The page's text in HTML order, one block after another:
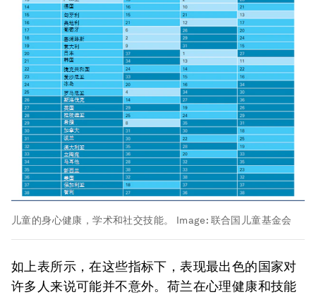
儿童的身心健康，学术和社交技能。 Image: 联合国儿童基金会
如上表所示，在这些指标下，表现最出色的国家对
许多人来说可能并不意外。荷兰在心理健康和技能